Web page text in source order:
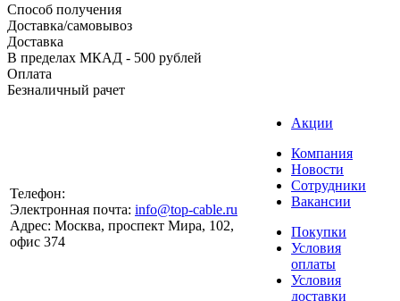
Способ получения
Доставка/самовывоз
Доставка
В пределах МКАД - 500 рублей
Оплата
Безналичный рачет
Телефон:
Электронная почта: info@top-cable.ru
Адрес: Москва, проспект Мира, 102,
офис 374
Акции
Компания
Новости
Сотрудники
Вакансии
Покупки
Условия
оплаты
Условия
доставки